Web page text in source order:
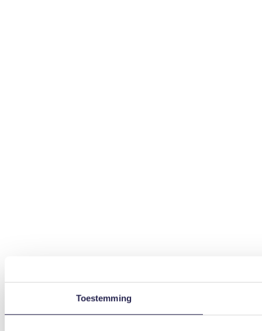
Toestemming